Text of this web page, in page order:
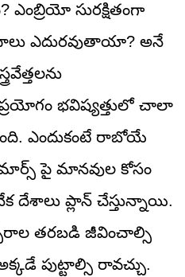
ఎంబ్రియో సురక్షితంగా
ఎదురవుతాయా? అనే
భవిష్యత్తులో చాలా
ఎందుకంటే రాబోయే
మార్స్ పై మానవుల కోసం
దేశాలు ప్లాన్ చేస్తున్నాయి.
తరబడి జీవించాల్సి
పుట్టాల్సి రావచ్చు.